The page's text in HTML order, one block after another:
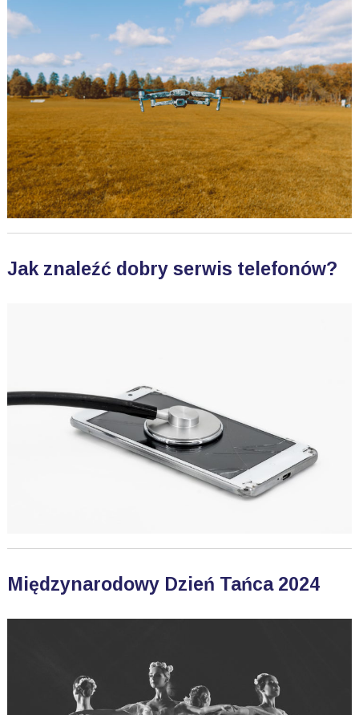
Jak znaleźć dobry serwis telefonów?
Międzynarodowy Dzień Tańca 2024